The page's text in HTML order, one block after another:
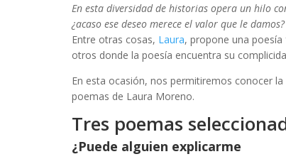
En esta diversidad de historias opera un hilo
¿acaso ese deseo merece el valor que le
Entre otras cosas, Laura, propone una
otros donde la poesía encuentra su
En esta ocasión, nos permitiremos conocer
poemas de Laura Moreno.
Tres poemas
¿Puede alguien explicarme